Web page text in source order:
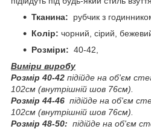
Тканина: рубчик з
Колір: чорний, сірий,
Розміри: 40-42,
Виміри виробу
Розмір 40-42 підійде на об'єм
102см (внутрішній шов 76см).
Розмір 44-46 підійде на об'єм
102см (внутрішній шов 76см).
Розмір 48-50: підійде на об'єм